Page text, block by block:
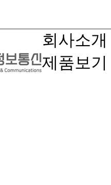
회사소개
제품보기